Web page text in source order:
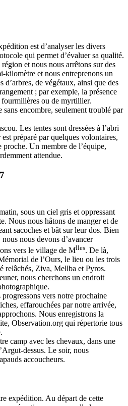
est d’analyser les divers
qui permet d’évaluer sa qualité.
et nous nous arrêtons sur des
kilomètre et nous entreprenons un
d’arbres, de végétaux, ainsi que des
; par exemple, la présence
fourmilières ou de myrtillier.
sans encombre, seulement troublé par
Les tentes sont dressées à l’abri
préparé par quelques volontaires,
proche. Un membre de l’équipe,
attendue.
sous un ciel gris et oppressant
Nous nous hâtons de manger et de
sacoches et bât sur leur dos. Bien
nous devons d’avancer
vers le village de Mlles. De là,
de l’Ours, le lieu ou les trois
relâchés, Ziva, Mellba et Pyros.
nous cherchons un endroit
vers notre prochaine
effarouchées par notre arrivée,
Nous enregistrons la
Observation.org qui répertorie tous
camp avec les chevaux, dans une
dessus. Le soir, nous
accoucheurs.
expédition. Au départ de cette